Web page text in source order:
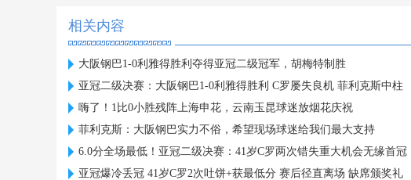
相关内容
大阪钢巴1-0利雅得胜利夺得亚冠二级冠军，胡梅特制胜
亚冠二级决赛：大阪钢巴1-0利雅得胜利 C罗屡失良机 菲利克斯中柱
嗨了！1比0小胜残阵上海申花，云南玉昆球迷放烟花庆祝
菲利克斯：大阪钢巴实力不俗，希望现场球迷给我们最大支持
6.0分全场最低！亚冠二级决赛：41岁C罗两次错失重大机会无缘首冠
亚冠爆冷丢冠 41岁C罗2次吐饼+获最低分 赛后径直离场 缺席颁奖礼